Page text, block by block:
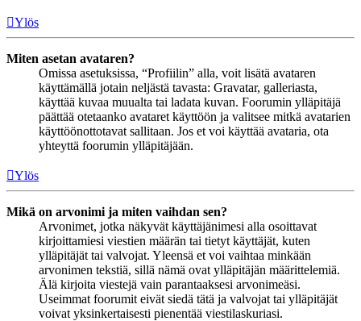
Ylös
Miten asetan avataren?
Omissa asetuksissa, “Profiilin” alla, voit lisätä avataren
käyttämällä jotain neljästä tavasta: Gravatar, galleriasta,
käyttää kuvaa muualta tai ladata kuvan. Foorumin ylläpitäjä
päättää otetaanko avataret käyttöön ja valitsee mitkä avatarien
käyttöönottotavat sallitaan. Jos et voi käyttää avataria, ota
yhteyttä foorumin ylläpitäjään.
Ylös
Mikä on arvonimi ja miten vaihdan sen?
Arvonimet, jotka näkyvät käyttäjänimesi alla osoittavat
kirjoittamiesi viestien määrän tai tietyt käyttäjät, kuten
ylläpitäjät tai valvojat. Yleensä et voi vaihtaa minkään
arvonimen tekstiä, sillä nämä ovat ylläpitäjän määrittelemiä.
Älä kirjoita viestejä vain parantaaksesi arvonimeäsi.
Useimmat foorumit eivät siedä tätä ja valvojat tai ylläpitäjät
voivat yksinkertaisesti pienentää viestilaskuriasi.